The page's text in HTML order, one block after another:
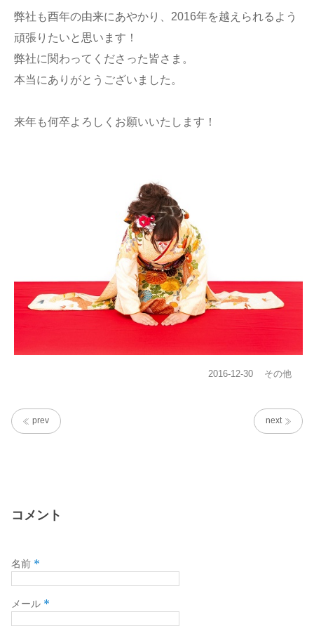
弊社も酉年の由来にあやかり、2016年を越えられるよう
頑張りたいと思います！
弊社に関わってくださった皆さま。
本当にありがとうございました。
来年も何卒よろしくお願いいたします！
投
2016-12-30
カ
リ
ー
その他
prev next
コメント
名前 *
メール *